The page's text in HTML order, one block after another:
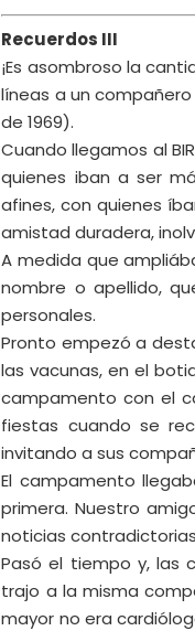
Recuerdos III
¡Es asombroso la
líneas a un
de 1969).
Cuando llegamos al
quienes iban a ser
afines, con quienes
amistad duradera,
A medida que
nombre o apellido,
personales.
Pronto empezó a
las vacunas, en el
campamento con el
fiestas cuando se
invitando a sus
El campamento
primera. Nuestro
noticias
Pasó el tiempo y, las
trajo a la misma
mayor no era